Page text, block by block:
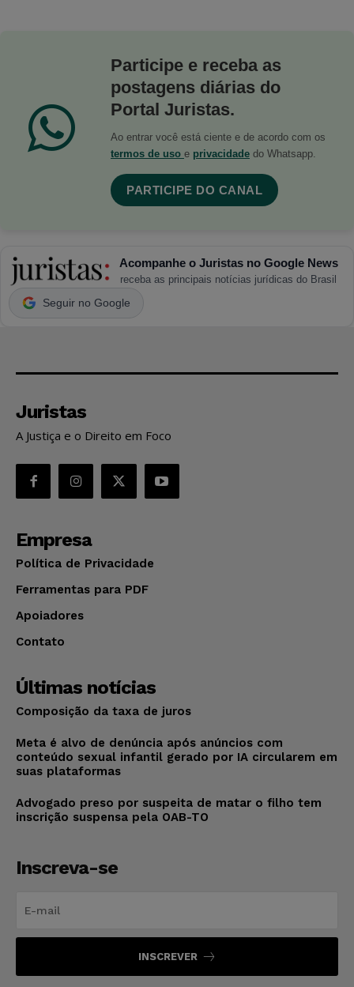
Participe e receba as
postagens diárias do
Portal Juristas.
Ao entrar você está ciente e de acordo com os
termos de uso e privacidade do Whatsapp.
PARTICIPE DO CANAL
Acompanhe o Juristas no Google News
receba as principais notícias jurídicas do Brasil
Seguir no Google
Juristas
A Justiça e o Direito em Foco
Empresa
Política de Privacidade
Ferramentas para PDF
Apoiadores
Contato
Últimas notícias
Composição da taxa de juros
Meta é alvo de denúncia após anúncios com
conteúdo sexual infantil gerado por IA circularem em
suas plataformas
Advogado preso por suspeita de matar o filho tem
inscrição suspensa pela OAB-TO
Inscreva-se
INSCREVER